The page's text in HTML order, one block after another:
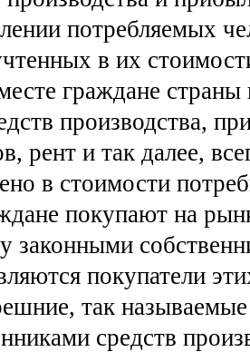
потребляемых
в их
граждане
производства,
рент и так далее,
в стоимости
покупают на
законными
покупатели
так
средств